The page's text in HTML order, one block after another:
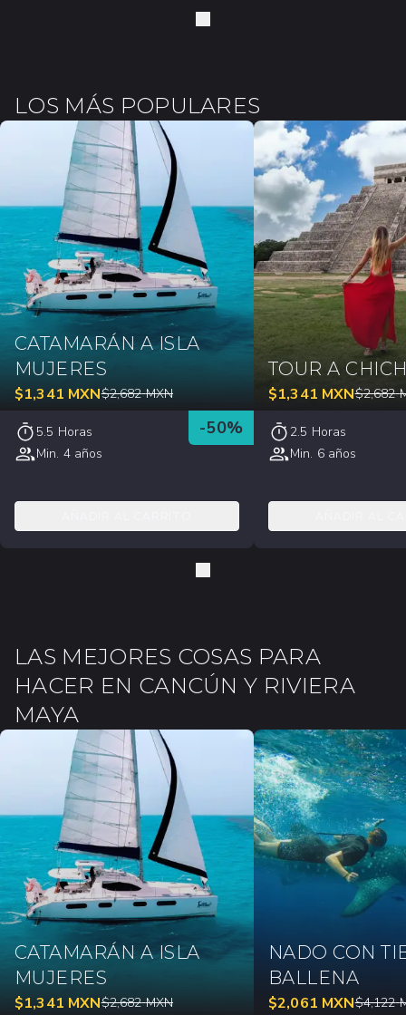
LOS MÁS POPULARES
CATAMARÁN A ISLA
MUJERES
$1,341 MXN$2,682 MXN
-50%
5.5 Horas
Min. 4 años
TOUR A
$1,341 MXN$2,682
2.5 Horas
Min. 6 años
LAS MEJORES COSAS PARA
HACER EN CANCÚN Y RIVIERA
MAYA
CATAMARÁN A ISLA
MUJERES
$1,341 MXN$2,682 MXN
NADO CON
BALLENA
$2,061 MXN$4,122